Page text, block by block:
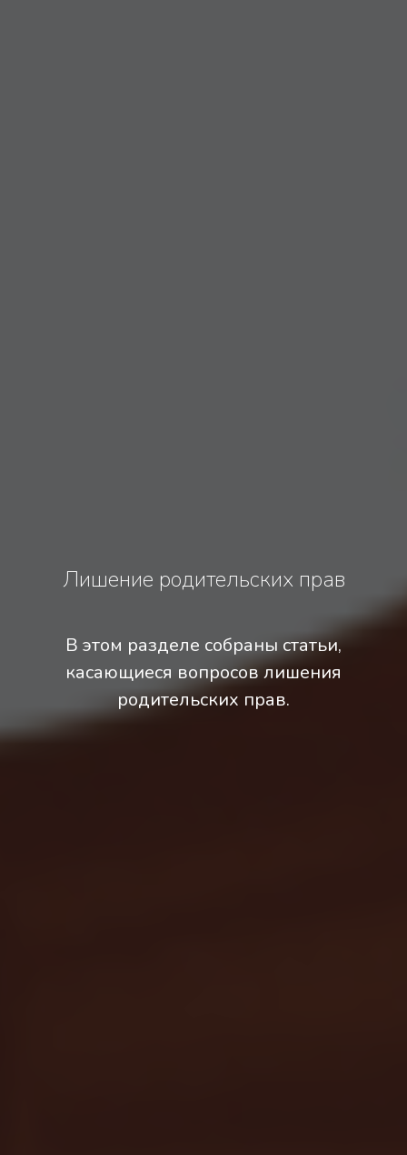
Лишение родительских прав
В этом разделе собраны статьи,
касающиеся вопросов лишения
родительских прав.